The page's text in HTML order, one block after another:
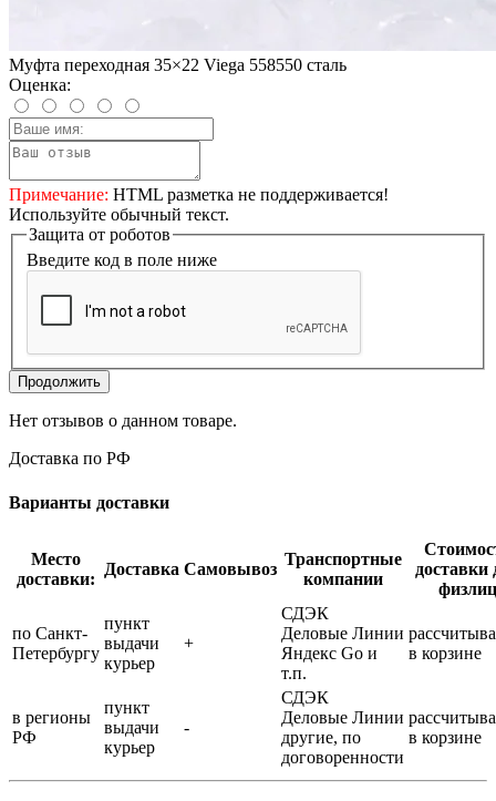
Муфта переходная 35×22 Viega 558550 сталь
Оценка:
Примечание: HTML разметка не поддерживается!
Используйте обычный текст.
Защита от роботов
Введите код в поле ниже
Продолжить
Нет отзывов о данном товаре.
Доставка по РФ
Варианты доставки
Место
доставки:
Доставка Самовывоз
Транспортные
компании
доставки
физлиц
по Санкт-
Петербургу
пункт
выдачи
курьер
+
СДЭК
Деловые Линии
Яндекс Go и
т.п.
в корзине
в регионы
РФ
пункт
выдачи
курьер
-
СДЭК
Деловые Линии
другие, по
договоренности
в корзине